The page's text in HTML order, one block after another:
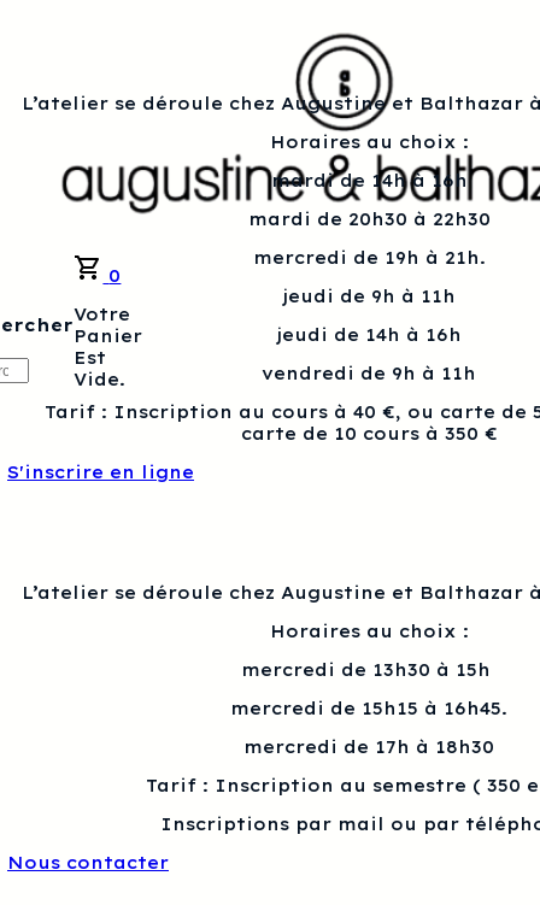
0
Votre
Panier
Est
Vide.
L’atelier se déroule chez Augustine et Balthazar
Horaires au choix :
mardi de 14h à 16h
mardi de 20h30 à 22h30
mercredi de 19h à 21h.
jeudi de 9h à 11h
jeudi de 14h à 16h
vendredi de 9h à 11h
Tarif : Inscription au cours à 40 €, ou carte de
carte de 10 cours à 350 €
S'inscrire en ligne
L’atelier se déroule chez Augustine et Balthazar
Horaires au choix :
mercredi de 13h30 à 15h
mercredi de 15h15 à 16h45.
mercredi de 17h à 18h30
Tarif : Inscription au semestre ( 350
Inscriptions par mail ou par
Nous contacter